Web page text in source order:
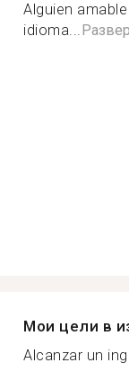
Alguien
idioma...
Мои цели в
Alcanzar un